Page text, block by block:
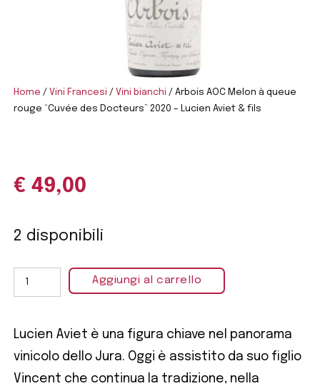
Home / Vini Francesi / Vini bianchi / Arbois AOC Melon à queue
rouge “Cuvée des Docteurs” 2020 – Lucien Aviet & fils
€ 49,00
2 disponibili
Aggiungi al carrello
Lucien Aviet è una figura chiave nel panorama
vinicolo dello Jura. Oggi è assistito da suo figlio
Vincent che continua la tradizione, nella